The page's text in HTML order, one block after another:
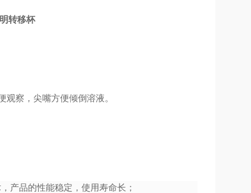
转移杯
察，尖嘴方便倾倒溶液。
产品的性能稳定，使用寿命长；